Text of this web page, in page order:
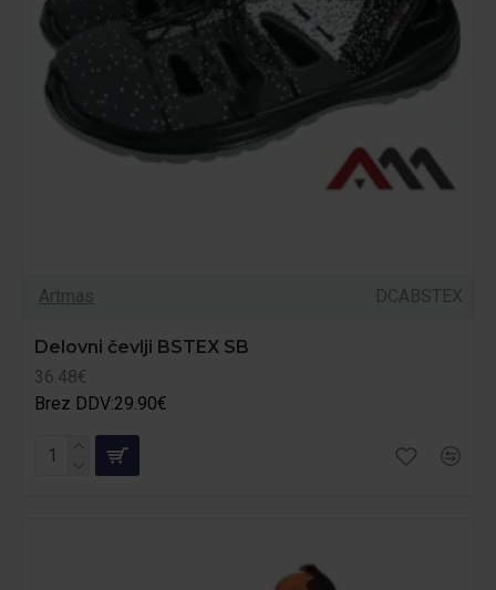
Artmas DCABSTEX
Delovni čevlji BSTEX SB
36.48€
Brez DDV:29.90€